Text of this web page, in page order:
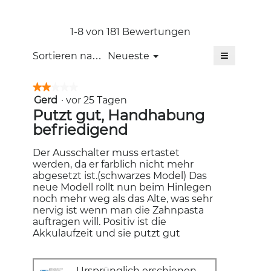
1-8 von 181 Bewertungen
Sortieren nach: Neueste ▼
Menü ≡
★★★★★
★★★★★
2
von
5
Sternen.
Gerd · vor 25 Tagen
Putzt gut, Handhabung
befriedigend
Der Ausschalter muss ertastet
werden, da er farblich nicht mehr
abgesetzt ist.(schwarzes Model) Das
neue Modell rollt nun beim Hinlegen
noch mehr weg als das Alte, was sehr
nervig ist wenn man die Zahnpasta
auftragen will. Positiv ist die
Akkulaufzeit und sie putzt gut